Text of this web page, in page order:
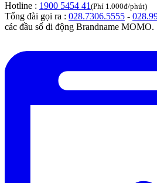
Hotline : 1900 5454 41 (Phí 1.000đ/phút)
Tổng đài gọi ra : 028.7306.5555 -
các đầu số di động Brandname MOMO.